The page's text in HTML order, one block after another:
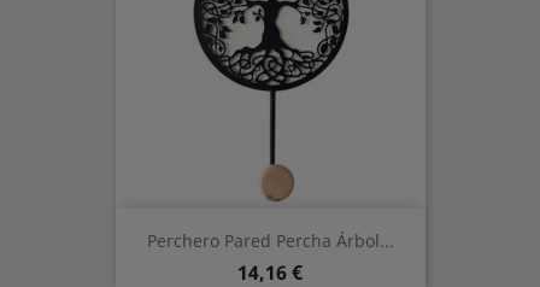
Perchero Pared Percha Árbol...
Preis
14,16 €